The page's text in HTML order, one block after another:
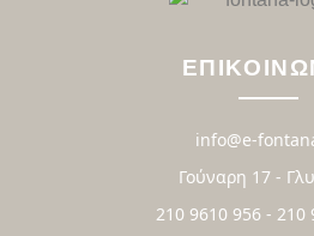
info@e-
Γούναρη 17 -
210 9610 956 - 210